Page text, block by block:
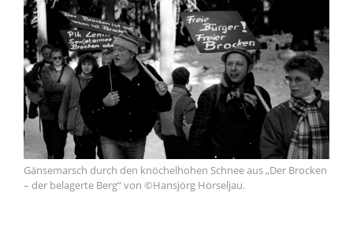
Gänsemarsch durch den knöchelhohen Schnee aus „Der Brocken
– der belagerte Berg“ von ©Hansjörg Hörseljau.